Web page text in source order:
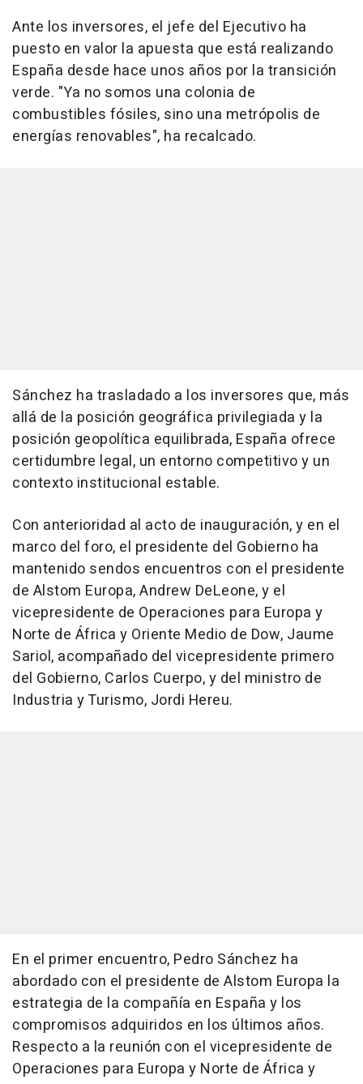
Ante los inversores, el jefe del Ejecutivo ha
puesto en valor la apuesta que está realizando
España desde hace unos años por la transición
verde. "Ya no somos una colonia de
combustibles fósiles, sino una metrópolis de
energías renovables", ha recalcado.
Sánchez ha trasladado a los inversores que, más
allá de la posición geográfica privilegiada y la
posición geopolítica equilibrada, España ofrece
certidumbre legal, un entorno competitivo y un
contexto institucional estable.
Con anterioridad al acto de inauguración, y en el
marco del foro, el presidente del Gobierno ha
mantenido sendos encuentros con el presidente
de Alstom Europa, Andrew DeLeone, y el
vicepresidente de Operaciones para Europa y
Norte de África y Oriente Medio de Dow, Jaume
Sariol, acompañado del vicepresidente primero
del Gobierno, Carlos Cuerpo, y del ministro de
Industria y Turismo, Jordi Hereu.
En el primer encuentro, Pedro Sánchez ha
abordado con el presidente de Alstom Europa la
estrategia de la compañía en España y los
compromisos adquiridos en los últimos años.
Respecto a la reunión con el vicepresidente de
Operaciones para Europa y Norte de África y